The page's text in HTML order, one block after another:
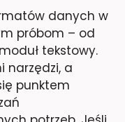
danych w
próbom – od
tekstowy.
narzędzi, a
punktem